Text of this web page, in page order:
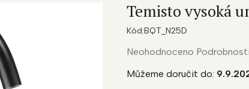
Můžeme doručit do:
Temisto vysoká
Kód:BQT_N25D
Průměrné
produktu
Neohodnoceno